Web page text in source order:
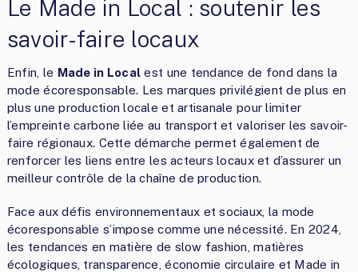
Le Made in Local : soutenir les
savoir-faire locaux
Enfin, le Made in Local est une tendance de fond dans la
mode écoresponsable. Les marques privilégient de plus en
plus une production locale et artisanale pour limiter
l’empreinte carbone liée au transport et valoriser les savoir-
faire régionaux. Cette démarche permet également de
renforcer les liens entre les acteurs locaux et d’assurer un
meilleur contrôle de la chaîne de production.
Face aux défis environnementaux et sociaux, la mode
écoresponsable s’impose comme une nécessité. En 2024,
les tendances en matière de slow fashion, matières
écologiques, transparence, économie circulaire et Made in